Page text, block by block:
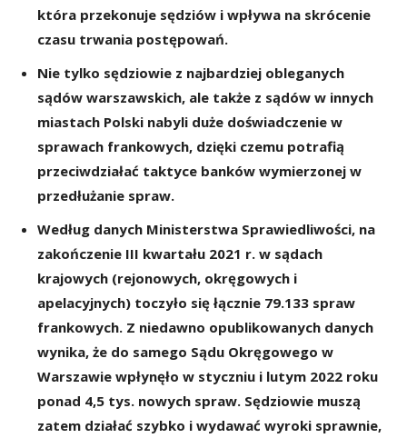
która przekonuje sędziów i wpływa na skrócenie
czasu trwania postępowań.
Nie tylko sędziowie z najbardziej obleganych
sądów warszawskich, ale także z sądów w innych
miastach Polski nabyli duże doświadczenie w
sprawach frankowych, dzięki czemu potrafią
przeciwdziałać taktyce banków wymierzonej w
przedłużanie spraw.
Według danych Ministerstwa Sprawiedliwości, na
zakończenie III kwartału 2021 r. w sądach
krajowych (rejonowych, okręgowych i
apelacyjnych) toczyło się łącznie 79.133 spraw
frankowych. Z niedawno opublikowanych danych
wynika, że do samego Sądu Okręgowego w
Warszawie wpłynęło w styczniu i lutym 2022 roku
ponad 4,5 tys. nowych spraw. Sędziowie muszą
zatem działać szybko i wydawać wyroki sprawnie,